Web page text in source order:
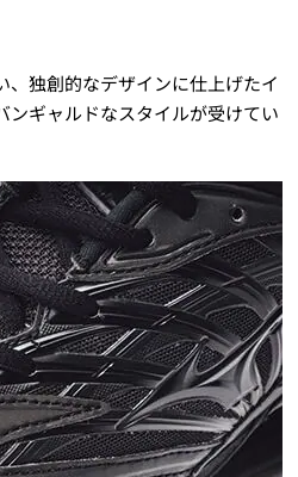
、独創的なデザインに仕上げたイ
ンギャルドなスタイルが受けてい